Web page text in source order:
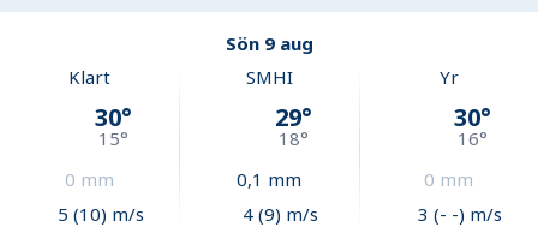
Sön 9 aug
Klart
30°
15°
0 mm
5 (10) m/s
SMHI
29°
18°
0,1 mm
4 (9) m/s
Yr
30°
16°
0 mm
3 (- -) m/s